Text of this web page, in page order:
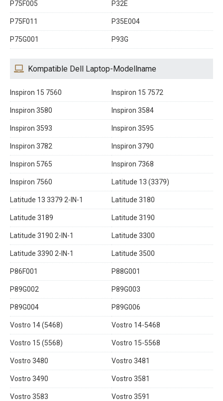
P75F005 P32E
P75F011 P35E004
P75G001 P93G
Kompatible Dell Laptop-Modellname
Inspiron 15 7560 Inspiron 15 7572
Inspiron 3580 Inspiron 3584
Inspiron 3593 Inspiron 3595
Inspiron 3782 Inspiron 3790
Inspiron 5765 Inspiron 7368
Inspiron 7560 Latitude 13 (3379)
Latitude 13 3379 2-IN-1 Latitude 3180
Latitude 3189 Latitude 3190
Latitude 3190 2-IN-1 Latitude 3300
Latitude 3390 2-IN-1 Latitude 3500
P86F001 P88G001
P89G002 P89G003
P89G004 P89G006
Vostro 14 (5468) Vostro 14-5468
Vostro 15 (5568) Vostro 15-5568
Vostro 3480 Vostro 3481
Vostro 3490 Vostro 3581
Vostro 3583 Vostro 3591